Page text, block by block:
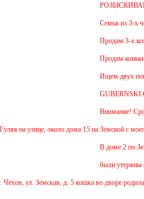
Семья из 3-х
Продам 3-х
Продам коньки
Ищем двух
Внимание!
улице, около дома 15 на Земской с моего
В доме 2 по
были утеряны
ул. Земская, д. 5 кошка во дворе родила